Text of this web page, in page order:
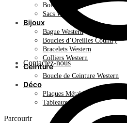
Contactez-nous
Bolo Tie
Sacs Western
Bijoux
Bague Western
Boucles d’Oreilles Country
Bracelets Western
Colliers Western
Ceinture
Boucle de Ceinture Western
Déco
Plaques Métal Déco Américaine
Tableaux Western
Parcourir